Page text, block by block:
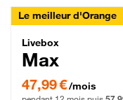
Le meilleur d'Orange
Livebox Max
Livebox
Max
47,99 € par mois
47,99 €/mois